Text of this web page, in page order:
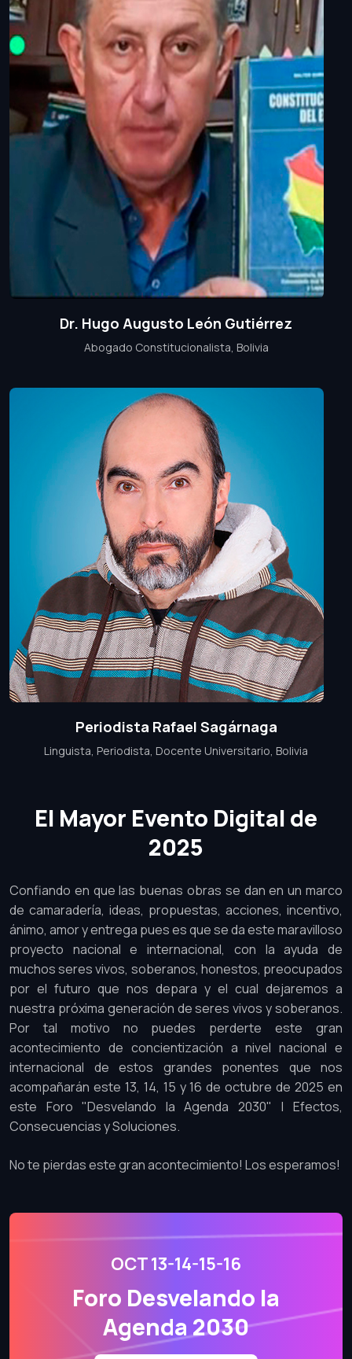
Dr. Hugo Augusto León Gutiérrez
Abogado Constitucionalista, Bolivia
Periodista Rafael Sagárnaga
Linguista, Periodista, Docente Universitario, Bolivia
El Mayor Evento Digital de
2025
Confiando en que las buenas obras se dan en un marco
de camaradería, ideas, propuestas, acciones, incentivo,
ánimo, amor y entrega pues es que se da este maravilloso
proyecto nacional e internacional, con la ayuda de
muchos seres vivos, soberanos, honestos, preocupados
por el futuro que nos depara y el cual dejaremos a
nuestra próxima generación de seres vivos y soberanos.
Por tal motivo no puedes perderte este gran
acontecimiento de concientización a nivel nacional e
internacional de estos grandes ponentes que nos
acompañarán este 13, 14, 15 y 16 de octubre de 2025 en
este Foro "Desvelando la Agenda 2030" | Efectos,
Consecuencias y Soluciones.
No te pierdas este gran acontecimiento! Los esperamos!
OCT 13-14-15-16
Foro Desvelando la
Agenda 2030